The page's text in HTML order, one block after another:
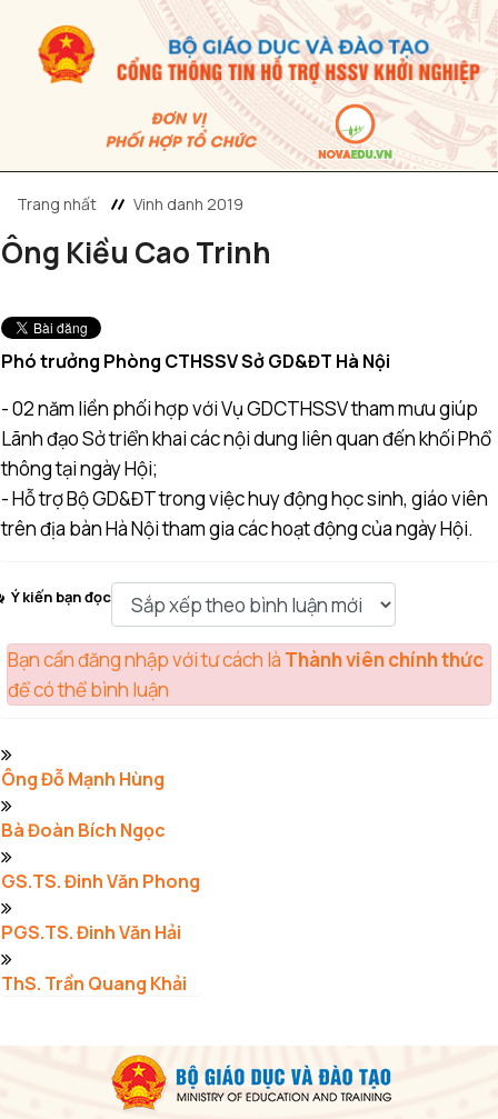
Trang nhất Vinh danh 2019
Ông Kiều Cao Trinh
Phó trưởng Phòng CTHSSV Sở GD&ĐT Hà Nội
- 02 năm liền phối hợp với Vụ GDCTHSSV tham mưu giúp
Lãnh đạo Sở triển khai các nội dung liên quan đến khối Phổ
thông tại ngày Hội;
- Hỗ trợ Bộ GD&ĐT trong việc huy động học sinh, giáo viên
trên địa bàn Hà Nội tham gia các hoạt động của ngày Hội.
Ý kiến bạn đọc
Bạn cần đăng nhập với tư cách là Thành viên chính thức
để có thể bình luận
Ông Đỗ Mạnh Hùng
Bà Đoàn Bích Ngọc
GS.TS. Đinh Văn Phong
PGS.TS. Đinh Văn Hải
ThS. Trần Quang Khải